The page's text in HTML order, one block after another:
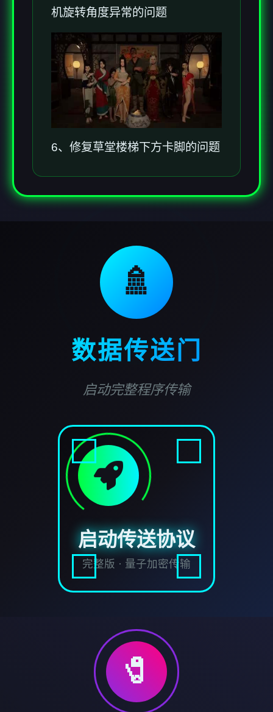
机旋转角度异常的问题
6、修复草堂楼梯下方卡脚的问题
🚿
数据传送门
启动完整程序传输
启动传送协议
完整版 · 量子加密传输
🧷